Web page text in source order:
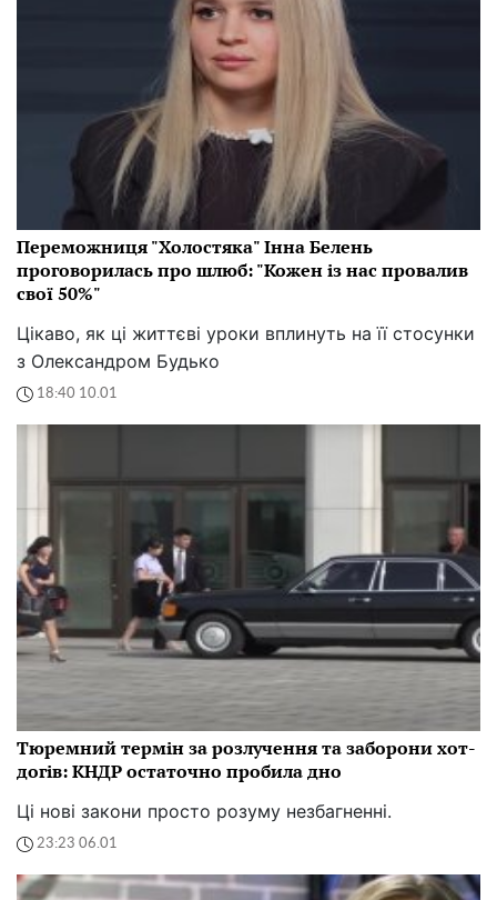
Переможниця "Холостяка" Інна Белень
проговорилась про шлюб: "Кожен із нас провалив
свої 50%"
Цікаво, як ці життєві уроки вплинуть на її стосунки
з Олександром Будько
18:40 10.01
Тюремний термін за розлучення та заборони хот-
догів: КНДР остаточно пробила дно
Ці нові закони просто розуму незбагненні.
23:23 06.01